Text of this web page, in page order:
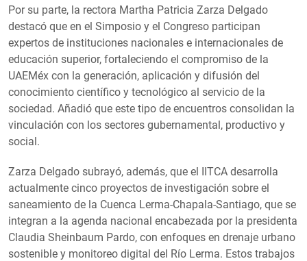
Por su parte, la rectora Martha Patricia Zarza Delgado
destacó que en el Simposio y el Congreso participan
expertos de instituciones nacionales e internacionales de
educación superior, fortaleciendo el compromiso de la
UAEMéx con la generación, aplicación y difusión del
conocimiento científico y tecnológico al servicio de la
sociedad. Añadió que este tipo de encuentros consolidan la
vinculación con los sectores gubernamental, productivo y
social.
Zarza Delgado subrayó, además, que el IITCA desarrolla
actualmente cinco proyectos de investigación sobre el
saneamiento de la Cuenca Lerma-Chapala-Santiago, que se
integran a la agenda nacional encabezada por la presidenta
Claudia Sheinbaum Pardo, con enfoques en drenaje urbano
sostenible y monitoreo digital del Río Lerma. Estos trabajos